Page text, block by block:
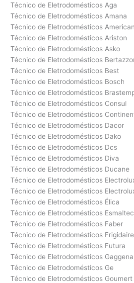
Técnico de Eletrodomésticos Aga
Técnico de Eletrodomésticos Amana
Técnico de Eletrodomésticos
Técnico de Eletrodomésticos Ariston
Técnico de Eletrodomésticos Asko
Técnico de Eletrodomésticos
Técnico de Eletrodomésticos Best
Técnico de Eletrodomésticos Bosch
Técnico de Eletrodomésticos
Técnico de Eletrodomésticos Consul
Técnico de Eletrodomésticos
Técnico de Eletrodomésticos Dacor
Técnico de Eletrodomésticos Dako
Técnico de Eletrodomésticos Dcs
Técnico de Eletrodomésticos Diva
Técnico de Eletrodomésticos Ducane
Técnico de Eletrodomésticos
Técnico de Eletrodomésticos
Técnico de Eletrodomésticos Élica
Técnico de Eletrodomésticos Esmaltec
Técnico de Eletrodomésticos Faber
Técnico de Eletrodomésticos Frigidaire
Técnico de Eletrodomésticos Futura
Técnico de Eletrodomésticos
Técnico de Eletrodomésticos Ge
Técnico de Eletrodomésticos Goumert